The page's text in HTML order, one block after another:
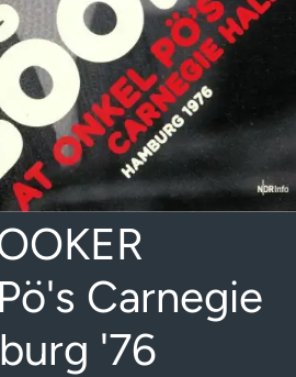
Carnegie
'76